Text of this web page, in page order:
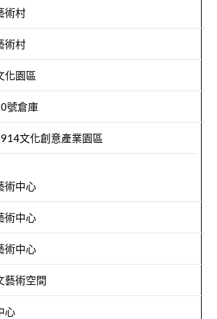
術村
術村
化園區
號倉庫
文化創意產業園區
術中心
術中心
術中心
藝術空間
心